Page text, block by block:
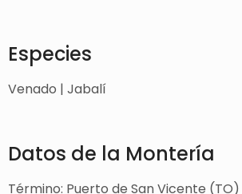
Especies
Venado | Jabalí
Datos de la Montería
Término: Puerto de San Vicente (TO)